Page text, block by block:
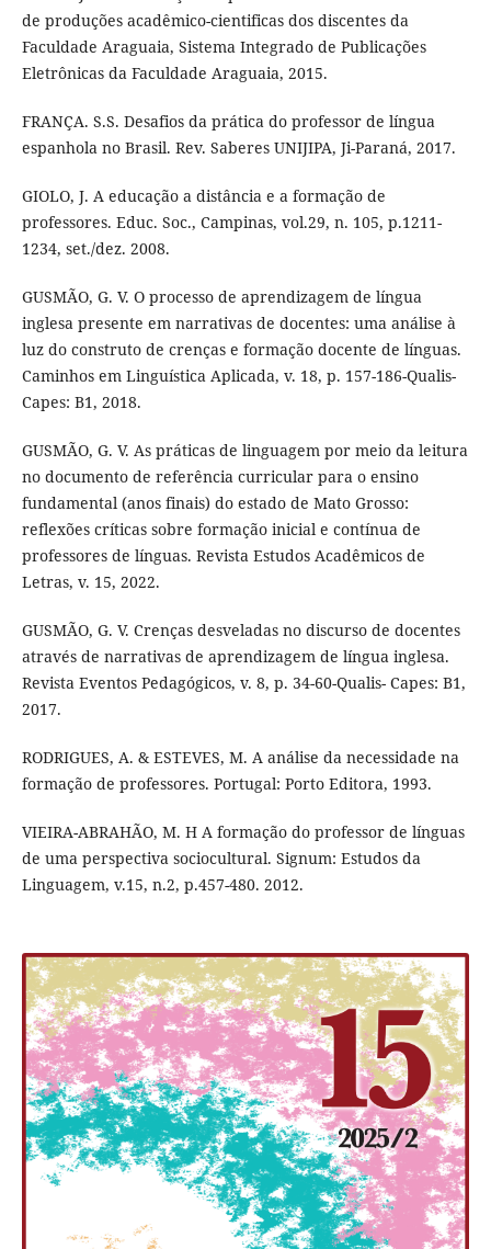
de produções acadêmico-cientificas dos discentes da
Faculdade Araguaia, Sistema Integrado de Publicações
Eletrônicas da Faculdade Araguaia, 2015.
FRANÇA. S.S. Desafios da prática do professor de língua
espanhola no Brasil. Rev. Saberes UNIJIPA, Ji-Paraná, 2017.
GIOLO, J. A educação a distância e a formação de
professores. Educ. Soc., Campinas, vol.29, n. 105, p.1211-
1234, set./dez. 2008.
GUSMÃO, G. V. O processo de aprendizagem de língua
inglesa presente em narrativas de docentes: uma análise à
luz do construto de crenças e formação docente de línguas.
Caminhos em Linguística Aplicada, v. 18, p. 157-186-Qualis-
Capes: B1, 2018.
GUSMÃO, G. V. As práticas de linguagem por meio da leitura
no documento de referência curricular para o ensino
fundamental (anos finais) do estado de Mato Grosso:
reflexões críticas sobre formação inicial e contínua de
professores de línguas. Revista Estudos Acadêmicos de
Letras, v. 15, 2022.
GUSMÃO, G. V. Crenças desveladas no discurso de docentes
através de narrativas de aprendizagem de língua inglesa.
Revista Eventos Pedagógicos, v. 8, p. 34-60-Qualis- Capes: B1,
2017.
RODRIGUES, A. & ESTEVES, M. A análise da necessidade na
formação de professores. Portugal: Porto Editora, 1993.
VIEIRA-ABRAHÃO, M. H A formação do professor de línguas
de uma perspectiva sociocultural. Signum: Estudos da
Linguagem, v.15, n.2, p.457-480. 2012.